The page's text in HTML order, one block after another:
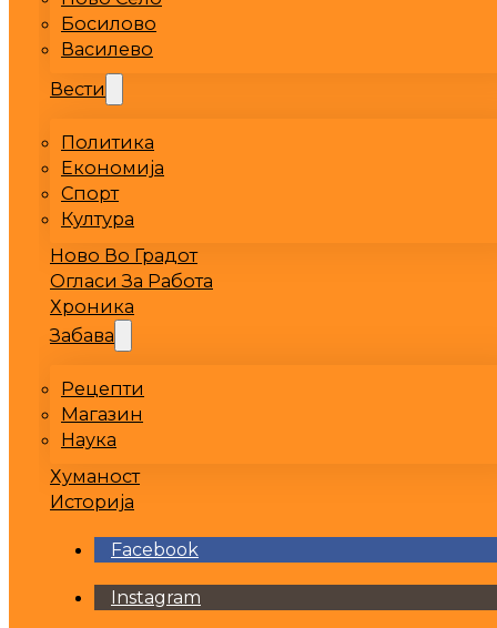
Босилово
Василево
Вести
Политика
Економија
Спорт
Култура
Ново Во Градот
Огласи За Работа
Хроника
Забава
Рецепти
Магазин
Наука
Хуманост
Историја
Facebook
Instagram